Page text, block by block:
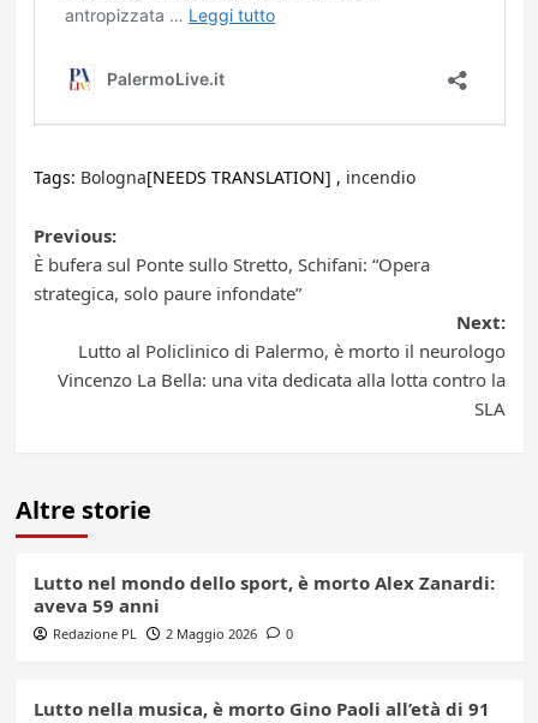
Tags: Bologna[NEEDS TRANSLATION] , incendio
Post
navigation
Previous:
È bufera sul Ponte sullo Stretto, Schifani: “Opera
strategica, solo paure infondate”
Next:
Lutto al Policlinico di Palermo, è morto il neurologo
Vincenzo La Bella: una vita dedicata alla lotta contro la
SLA
Altre storie
Lutto nel mondo dello sport, è morto Alex Zanardi:
aveva 59 anni
Redazione PL 2 Maggio 2026 0
Lutto nella musica, è morto Gino Paoli all’età di 91